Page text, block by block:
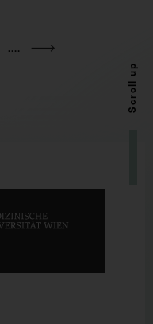
....
Scroll up